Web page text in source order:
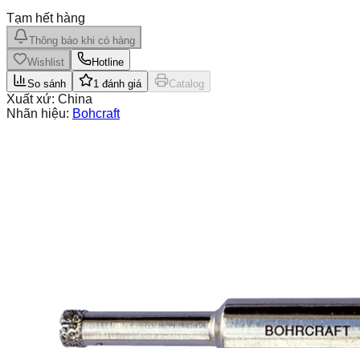
Tạm hết hàng
Thông báo khi có hàng
Wishlist
Hotline
So sánh
1 đánh giá Catalog
Xuất xứ: China
Nhãn hiệu: Bohcraft